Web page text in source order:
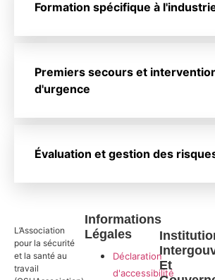
Formation spécifique à
Premiers secours et
d'urgence
Évaluation et gestion des
L’Association
pour la sécurité
et la santé au
travail
Informations
Légales
Déclaration
d'accessibilité
Et